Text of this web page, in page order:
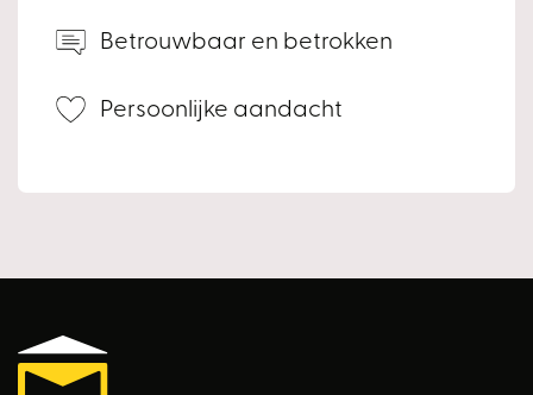
- Scholen, winkels en sportfaciliteiten zijn heel goed
- Uitstekend onderhouden;
toplocatie!
Met de visuals laten wij zien hoe de woning door het wit te
tuin een compleet vernieuwde uitstraling krijgt.
De overige visuals bieden een beeld van een open indeling
Betrouwbaar en betrokken
Persoonlijke aandacht